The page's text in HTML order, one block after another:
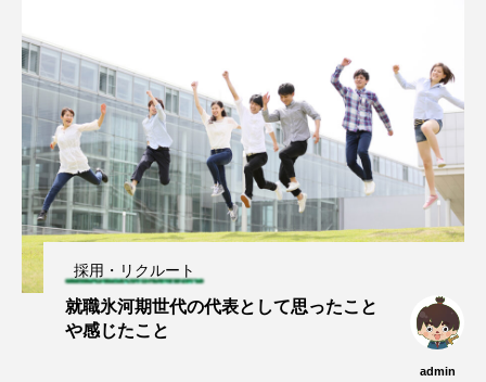
採用・リクルート
就職氷河期世代の代表として思ったこと
や感じたこと
admin